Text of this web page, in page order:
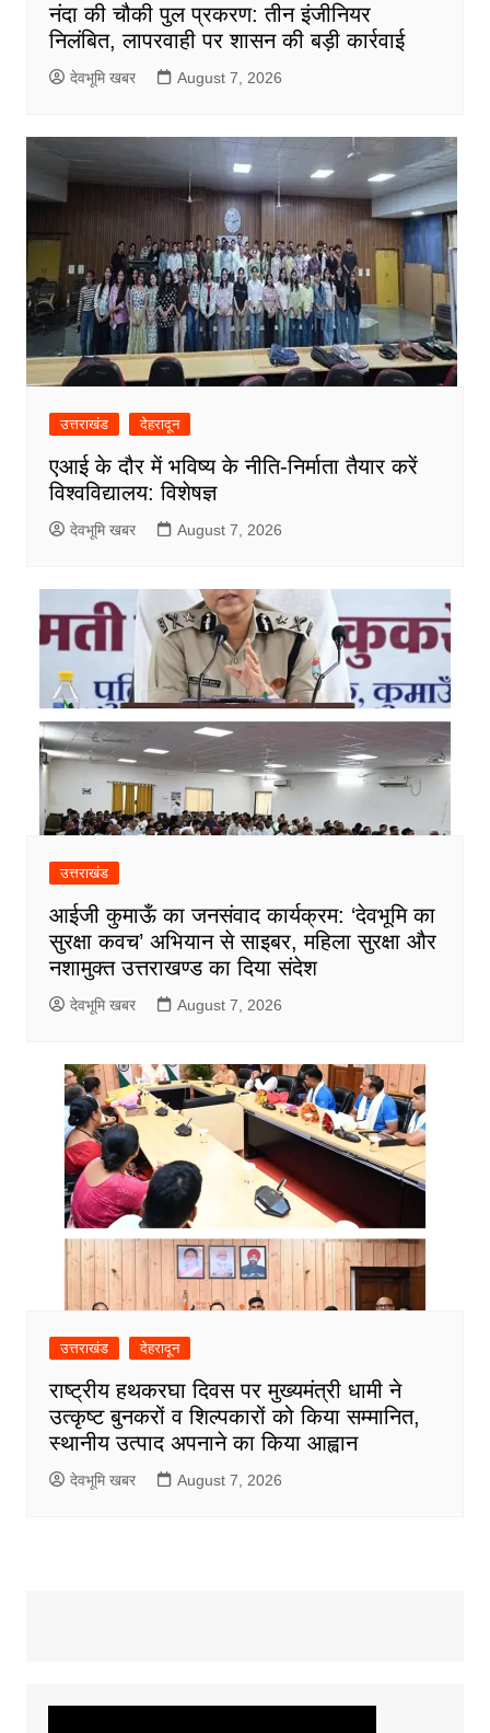
नंदा की चौकी पुल प्रकरण: तीन इंजीनियर
निलंबित, लापरवाही पर शासन की बड़ी कार्रवाई
देवभूमि खबर August 7, 2026
उत्तराखंड देहरादून
एआई के दौर में भविष्य के नीति-निर्माता तैयार करें
विश्वविद्यालय: विशेषज्ञ
देवभूमि खबर August 7, 2026
उत्तराखंड
आईजी कुमाऊँ का जनसंवाद कार्यक्रम: ‘देवभूमि का
सुरक्षा कवच’ अभियान से साइबर, महिला सुरक्षा और
नशामुक्त उत्तराखण्ड का दिया संदेश
देवभूमि खबर August 7, 2026
उत्तराखंड देहरादून
राष्ट्रीय हथकरघा दिवस पर मुख्यमंत्री धामी ने
उत्कृष्ट बुनकरों व शिल्पकारों को किया सम्मानित,
स्थानीय उत्पाद अपनाने का किया आह्वान
देवभूमि खबर August 7, 2026